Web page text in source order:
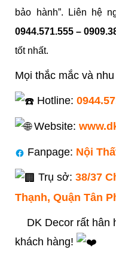
bảo hành”. Liên hệ
0944.571.555 –
tốt nhất.
Mọi thắc mắc và
Hotline:
Website:
Fanpage: Nội
Trụ sở:38/37
Thạnh, Quận Tân
DK Decor rất hân
khách hàng!